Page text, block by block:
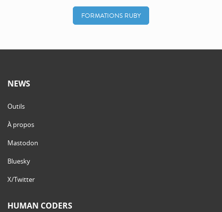
FORMATIONS RUBY
NEWS
Outils
À propos
Mastodon
Bluesky
X/Twitter
HUMAN CODERS